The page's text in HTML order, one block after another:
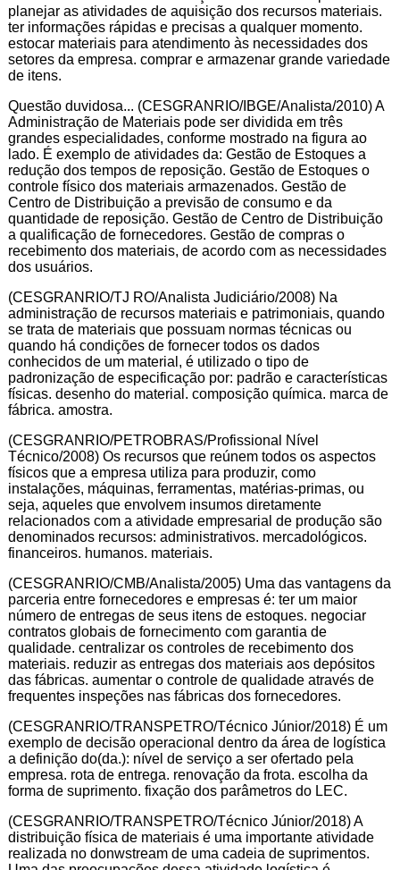
planejar as atividades de aquisição dos recursos materiais.
ter informações rápidas e precisas a qualquer momento.
estocar materiais para atendimento às necessidades dos
setores da empresa. comprar e armazenar grande variedade
de itens.
Questão duvidosa... (CESGRANRIO/IBGE/Analista/2010) A
Administração de Materiais pode ser dividida em três
grandes especialidades, conforme mostrado na figura ao
lado. É exemplo de atividades da: Gestão de Estoques a
redução dos tempos de reposição. Gestão de Estoques o
controle físico dos materiais armazenados. Gestão de
Centro de Distribuição a previsão de consumo e da
quantidade de reposição. Gestão de Centro de Distribuição
a qualificação de fornecedores. Gestão de compras o
recebimento dos materiais, de acordo com as necessidades
dos usuários.
(CESGRANRIO/TJ RO/Analista Judiciário/2008) Na
administração de recursos materiais e patrimoniais, quando
se trata de materiais que possuam normas técnicas ou
quando há condições de fornecer todos os dados
conhecidos de um material, é utilizado o tipo de
padronização de especificação por: padrão e características
físicas. desenho do material. composição química. marca de
fábrica. amostra.
(CESGRANRIO/PETROBRAS/Profissional Nível
Técnico/2008) Os recursos que reúnem todos os aspectos
físicos que a empresa utiliza para produzir, como
instalações, máquinas, ferramentas, matérias-primas, ou
seja, aqueles que envolvem insumos diretamente
relacionados com a atividade empresarial de produção são
denominados recursos: administrativos. mercadológicos.
financeiros. humanos. materiais.
(CESGRANRIO/CMB/Analista/2005) Uma das vantagens da
parceria entre fornecedores e empresas é: ter um maior
número de entregas de seus itens de estoques. negociar
contratos globais de fornecimento com garantia de
qualidade. centralizar os controles de recebimento dos
materiais. reduzir as entregas dos materiais aos depósitos
das fábricas. aumentar o controle de qualidade através de
frequentes inspeções nas fábricas dos fornecedores.
(CESGRANRIO/TRANSPETRO/Técnico Júnior/2018) É um
exemplo de decisão operacional dentro da área de logística
a definição do(da.): nível de serviço a ser ofertado pela
empresa. rota de entrega. renovação da frota. escolha da
forma de suprimento. fixação dos parâmetros do LEC.
(CESGRANRIO/TRANSPETRO/Técnico Júnior/2018) A
distribuição física de materiais é uma importante atividade
realizada no donwstream de uma cadeia de suprimentos.